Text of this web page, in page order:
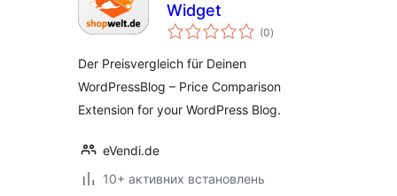
Widget
(0загальний
рейтинг
)
Der Preisvergleich für Deinen
WordPressBlog – Price Comparison
Extension for your WordPress Blog.
eVendi.de
10+ активних встановлень